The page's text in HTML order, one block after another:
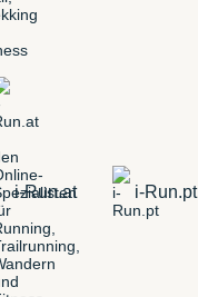
i-Run.at i-Run.pt